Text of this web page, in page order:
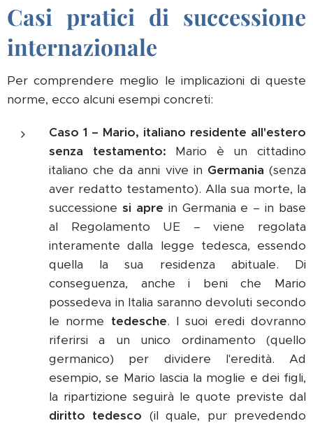
Casi pratici di successione
internazionale
Per comprendere meglio le implicazioni di queste
norme, ecco alcuni esempi concreti:
Caso 1 – Mario, italiano residente all'estero
senza testamento: Mario è un cittadino
italiano che da anni vive in Germania (senza
aver redatto testamento). Alla sua morte, la
successione si apre in Germania e – in base
al Regolamento UE – viene regolata
interamente dalla legge tedesca, essendo
quella la sua residenza abituale. Di
conseguenza, anche i beni che Mario
possedeva in Italia saranno devoluti secondo
le norme tedesche. I suoi eredi dovranno
riferirsi a un unico ordinamento (quello
germanico) per dividere l'eredità. Ad
esempio, se Mario lascia la moglie e dei figli,
la ripartizione seguirà le quote previste dal
diritto tedesco (il quale, pur prevedendo